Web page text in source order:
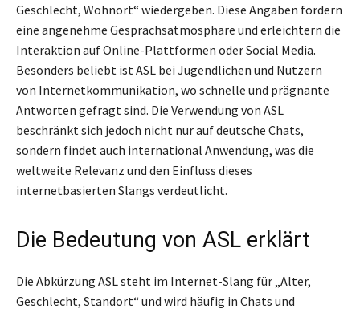
Geschlecht, Wohnort“ wiedergeben. Diese Angaben fördern
eine angenehme Gesprächsatmosphäre und erleichtern die
Interaktion auf Online-Plattformen oder Social Media.
Besonders beliebt ist ASL bei Jugendlichen und Nutzern
von Internetkommunikation, wo schnelle und prägnante
Antworten gefragt sind. Die Verwendung von ASL
beschränkt sich jedoch nicht nur auf deutsche Chats,
sondern findet auch international Anwendung, was die
weltweite Relevanz und den Einfluss dieses
internetbasierten Slangs verdeutlicht.
Die Bedeutung von ASL erklärt
Die Abkürzung ASL steht im Internet-Slang für „Alter,
Geschlecht, Standort“ und wird häufig in Chats und